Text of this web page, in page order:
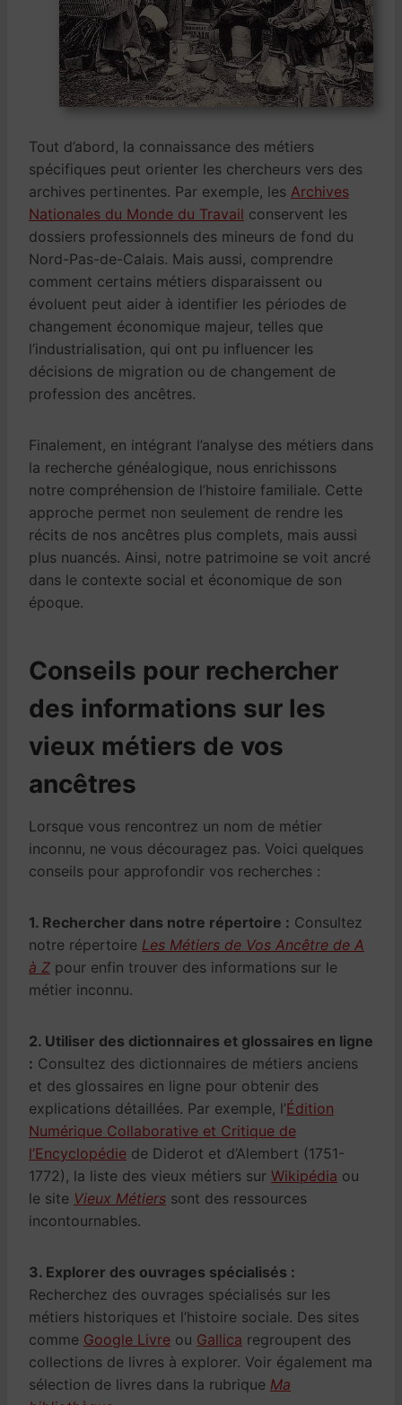
Tout d’abord, la connaissance des métiers
spécifiques peut orienter les chercheurs vers des
archives pertinentes. Par exemple, les Archives
Nationales du Monde du Travail conservent les
dossiers professionnels des mineurs de fond du
Nord-Pas-de-Calais. Mais aussi, comprendre
comment certains métiers disparaissent ou
évoluent peut aider à identifier les périodes de
changement économique majeur, telles que
l’industrialisation, qui ont pu influencer les
décisions de migration ou de changement de
profession des ancêtres.
Finalement, en intégrant l’analyse des métiers dans
la recherche généalogique, nous enrichissons
notre compréhension de l’histoire familiale. Cette
approche permet non seulement de rendre les
récits de nos ancêtres plus complets, mais aussi
plus nuancés. Ainsi, notre patrimoine se voit ancré
dans le contexte social et économique de son
époque.
Conseils pour rechercher
des informations sur les
vieux métiers de vos
ancêtres
Lorsque vous rencontrez un nom de métier
inconnu, ne vous découragez pas. Voici quelques
conseils pour approfondir vos recherches :
1. Rechercher dans notre répertoire : Consultez
notre répertoire Les Métiers de Vos Ancêtre de A
à Z pour enfin trouver des informations sur le
métier inconnu.
2. Utiliser des dictionnaires et glossaires en ligne
: Consultez des dictionnaires de métiers anciens
et des glossaires en ligne pour obtenir des
explications détaillées. Par exemple, l’Édition
Numérique Collaborative et Critique de
l’Encyclopédie de Diderot et d’Alembert (1751-
1772), la liste des vieux métiers sur Wikipédia ou
le site Vieux Métiers sont des ressources
incontournables.
3. Explorer des ouvrages spécialisés :
Recherchez des ouvrages spécialisés sur les
métiers historiques et l’histoire sociale. Des sites
comme Google Livre ou Gallica regroupent des
collections de livres à explorer. Voir également ma
sélection de livres dans la rubrique Ma